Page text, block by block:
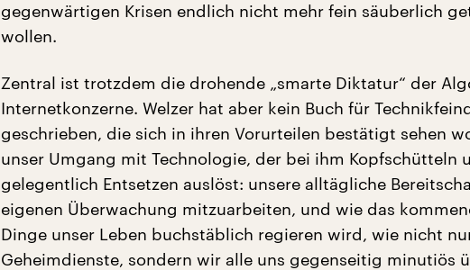
gegenwärtigen Krisen endlich nicht mehr fein säuberlich
wollen.
Zentral ist trotzdem die drohende „smarte Diktatur“ der
Internetkonzerne. Welzer hat aber kein Buch für
geschrieben, die sich in ihren Vorurteilen bestätigt sehen
unser Umgang mit Technologie, der bei ihm Kopfschütteln
gelegentlich Entsetzen auslöst: unsere alltägliche
eigenen Überwachung mitzuarbeiten, und wie das
Dinge unser Leben buchstäblich regieren wird, wie nicht
Geheimdienste, sondern wir alle uns gegenseitig minutiös